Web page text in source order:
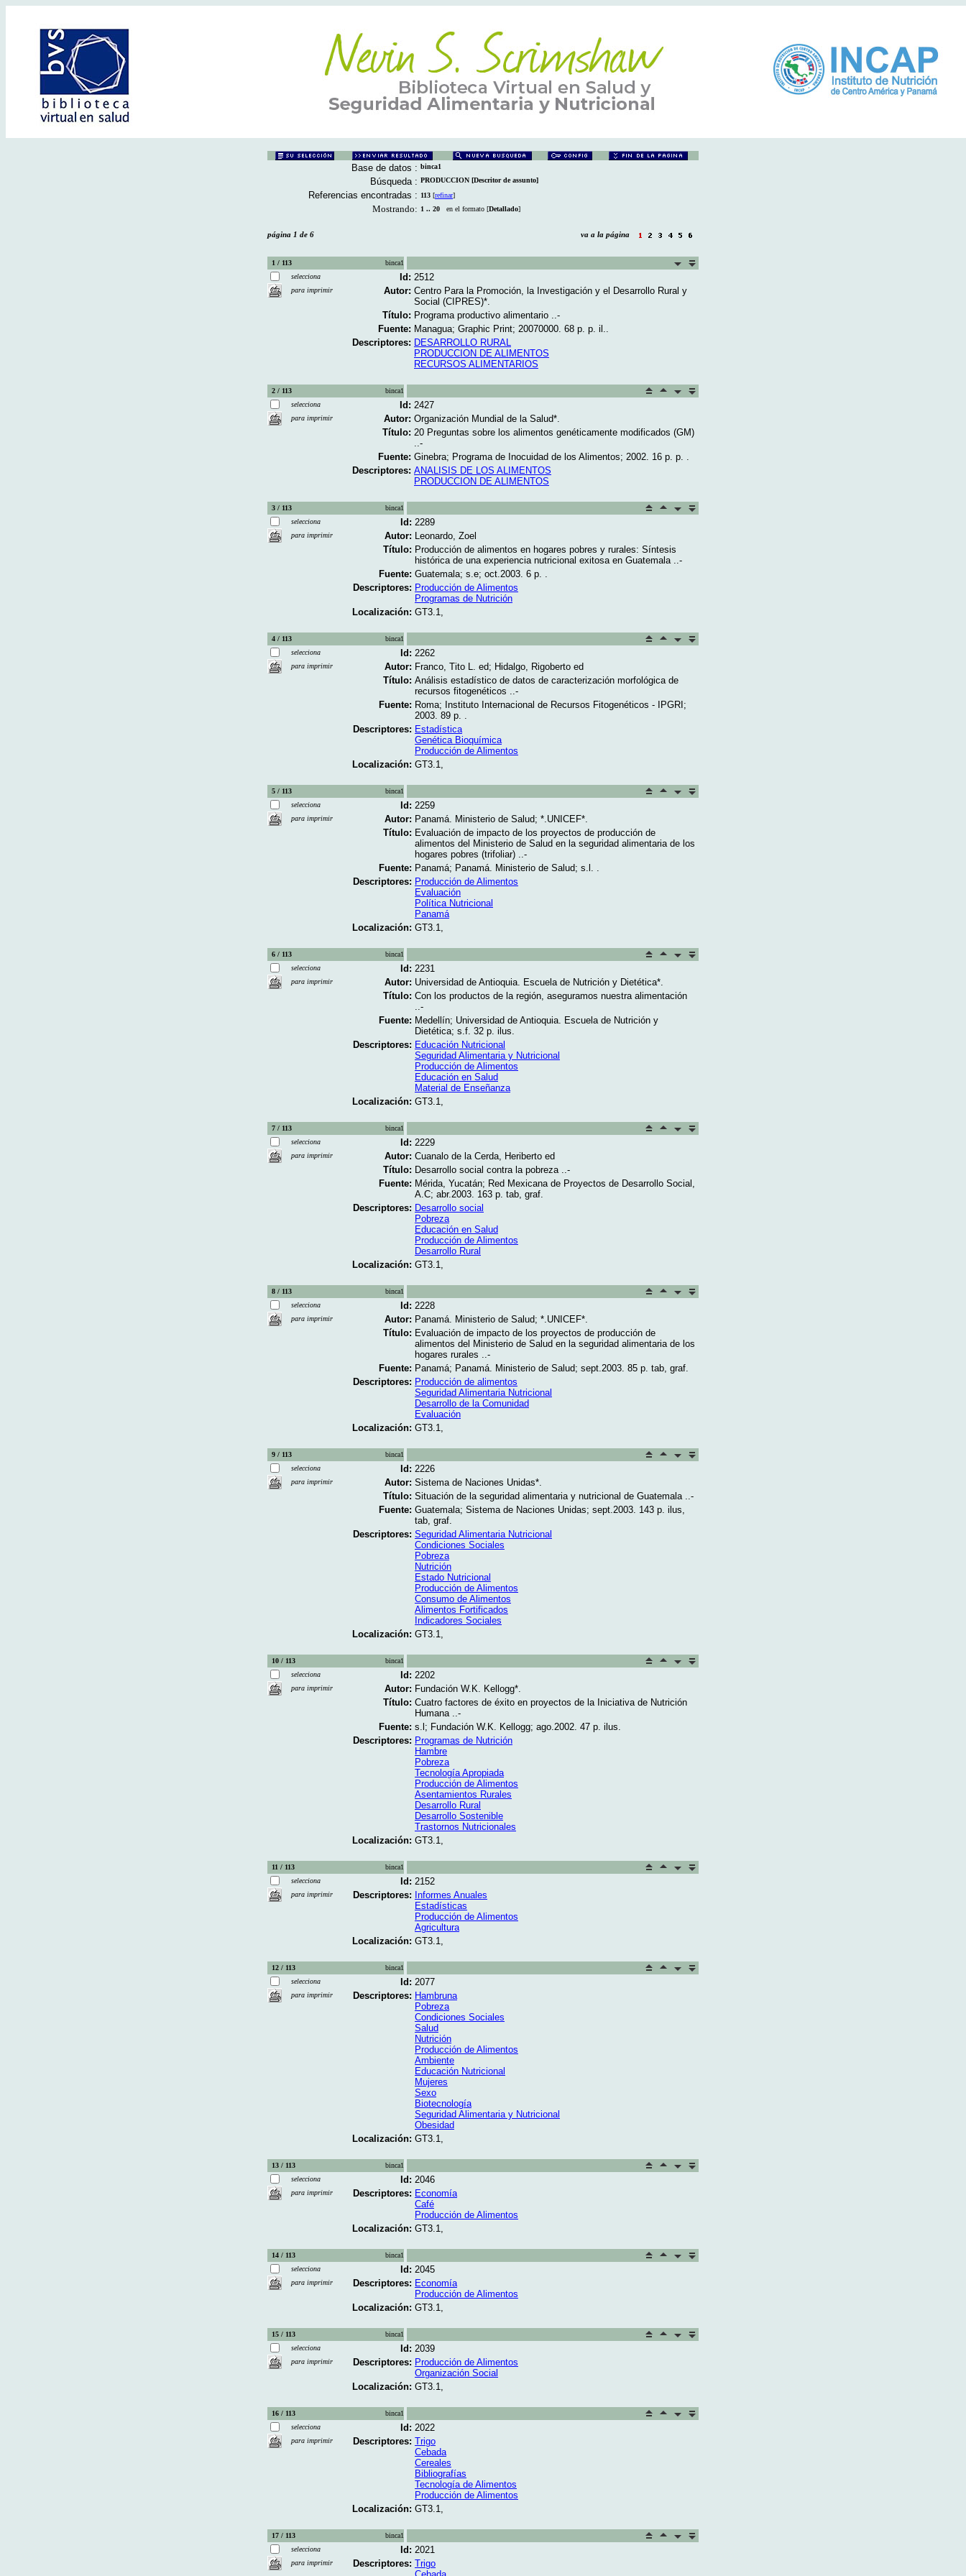
Base de datos : binca1
Búsqueda : PRODUCCION [Descritor de assunto]
Referencias encontradas : 113 [refinar]
Mostrando: 1 .. 20 en el formato [Detallado]
página 1 de 6 va a la página
1 / 113
binca1
selecciona
para imprimir
Id: 2512
Autor: Centro Para la Promoción, la Investigación y el Desarrollo Rural y
Social (CIPRES)*.
Título: Programa productivo alimentario ..-
Fuente: Managua; Graphic Print; 20070000. 68 p. p. il..
Descriptores: DESARROLLO RURAL
PRODUCCION DE ALIMENTOS
RECURSOS ALIMENTARIOS
2 / 113
binca1
selecciona
para imprimir
Id: 2427
Autor: Organización Mundial de la Salud*.
Título: 20 Preguntas sobre los alimentos genéticamente modificados (GM)
..-
Fuente: Ginebra; Programa de Inocuidad de los Alimentos; 2002. 16 p. p. .
Descriptores: ANALISIS DE LOS ALIMENTOS
PRODUCCION DE ALIMENTOS
3 / 113
binca1
selecciona
para imprimir
Id: 2289
Autor: Leonardo, Zoel
Título: Producción de alimentos en hogares pobres y rurales: Síntesis
histórica de una experiencia nutricional exitosa en Guatemala ..-
Fuente: Guatemala; s.e; oct.2003. 6 p. .
Descriptores: Producción de Alimentos
Programas de Nutrición
Localización: GT3.1,
4 / 113
binca1
selecciona
para imprimir
Id: 2262
Autor: Franco, Tito L. ed; Hidalgo, Rigoberto ed
Título: Análisis estadístico de datos de caracterización morfológica de
recursos fitogenéticos ..-
Fuente: Roma; Instituto Internacional de Recursos Fitogenéticos - IPGRI;
2003. 89 p. .
Descriptores: Estadística
Genética Bioquímica
Producción de Alimentos
Localización: GT3.1,
5 / 113
binca1
selecciona
para imprimir
Id: 2259
Autor: Panamá. Ministerio de Salud; *.UNICEF*.
Título: Evaluación de impacto de los proyectos de producción de
alimentos del Ministerio de Salud en la seguridad alimentaria de los
hogares pobres (trifoliar) ..-
Fuente: Panamá; Panamá. Ministerio de Salud; s.l. .
Descriptores: Producción de Alimentos
Evaluación
Política Nutricional
Panamá
Localización: GT3.1,
6 / 113
binca1
selecciona
para imprimir
Id: 2231
Autor: Universidad de Antioquia. Escuela de Nutrición y Dietética*.
Título: Con los productos de la región, aseguramos nuestra alimentación
..-
Fuente: Medellín; Universidad de Antioquia. Escuela de Nutrición y
Dietética; s.f. 32 p. ilus.
Descriptores: Educación Nutricional
Seguridad Alimentaria y Nutricional
Producción de Alimentos
Educación en Salud
Material de Enseñanza
Localización: GT3.1,
7 / 113
binca1
selecciona
para imprimir
Id: 2229
Autor: Cuanalo de la Cerda, Heriberto ed
Título: Desarrollo social contra la pobreza ..-
Fuente: Mérida, Yucatán; Red Mexicana de Proyectos de Desarrollo Social,
A.C; abr.2003. 163 p. tab, graf.
Descriptores: Desarrollo social
Pobreza
Educación en Salud
Producción de Alimentos
Desarrollo Rural
Localización: GT3.1,
8 / 113
binca1
selecciona
para imprimir
Id: 2228
Autor: Panamá. Ministerio de Salud; *.UNICEF*.
Título: Evaluación de impacto de los proyectos de producción de
alimentos del Ministerio de Salud en la seguridad alimentaria de los
hogares rurales ..-
Fuente: Panamá; Panamá. Ministerio de Salud; sept.2003. 85 p. tab, graf.
Descriptores: Producción de alimentos
Seguridad Alimentaria Nutricional
Desarrollo de la Comunidad
Evaluación
Localización: GT3.1,
9 / 113
binca1
selecciona
para imprimir
Id: 2226
Autor: Sistema de Naciones Unidas*.
Título: Situación de la seguridad alimentaria y nutricional de Guatemala ..-
Fuente: Guatemala; Sistema de Naciones Unidas; sept.2003. 143 p. ilus,
tab, graf.
Descriptores: Seguridad Alimentaria Nutricional
Condiciones Sociales
Pobreza
Nutrición
Estado Nutricional
Producción de Alimentos
Consumo de Alimentos
Alimentos Fortificados
Indicadores Sociales
Localización: GT3.1,
10 / 113
binca1
selecciona
para imprimir
Id: 2202
Autor: Fundación W.K. Kellogg*.
Título: Cuatro factores de éxito en proyectos de la Iniciativa de Nutrición
Humana ..-
Fuente: s.l; Fundación W.K. Kellogg; ago.2002. 47 p. ilus.
Descriptores: Programas de Nutrición
Hambre
Pobreza
Tecnología Apropiada
Producción de Alimentos
Asentamientos Rurales
Desarrollo Rural
Desarrollo Sostenible
Trastornos Nutricionales
Localización: GT3.1,
11 / 113
binca1
selecciona
para imprimir
Id: 2152
Descriptores: Informes Anuales
Estadísticas
Producción de Alimentos
Agricultura
Localización: GT3.1,
12 / 113
binca1
selecciona
para imprimir
Id: 2077
Descriptores: Hambruna
Pobreza
Condiciones Sociales
Salud
Nutrición
Producción de Alimentos
Ambiente
Educación Nutricional
Mujeres
Sexo
Biotecnología
Seguridad Alimentaria y Nutricional
Obesidad
Localización: GT3.1,
13 / 113
binca1
selecciona
para imprimir
Id: 2046
Descriptores: Economía
Café
Producción de Alimentos
Localización: GT3.1,
14 / 113
binca1
selecciona
para imprimir
Id: 2045
Descriptores: Economía
Producción de Alimentos
Localización: GT3.1,
15 / 113
binca1
selecciona
para imprimir
Id: 2039
Descriptores: Producción de Alimentos
Organización Social
Localización: GT3.1,
16 / 113
binca1
selecciona
para imprimir
Id: 2022
Descriptores: Trigo
Cebada
Cereales
Bibliografías
Tecnología de Alimentos
Producción de Alimentos
Localización: GT3.1,
17 / 113
binca1
selecciona
para imprimir
Id: 2021
Descriptores: Trigo